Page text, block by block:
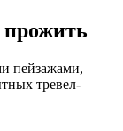
пейзажами,
тревел-